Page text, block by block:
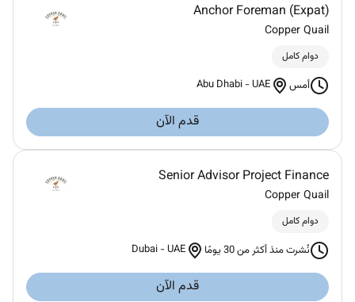
Anchor Foreman (Expat)
Copper Quail
دوام كامل
أمس Abu Dhabi -UAE
قدم الآن
Senior Advisor Project Finance
Copper Quail
دوام كامل
نُشرت منذ أكثر من 30 يومًا Dubai -UAE
قدم الآن